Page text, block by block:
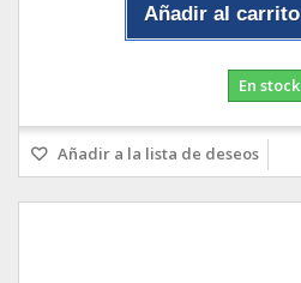
Añadir al carrito
En stock
Añadir a la lista de deseos